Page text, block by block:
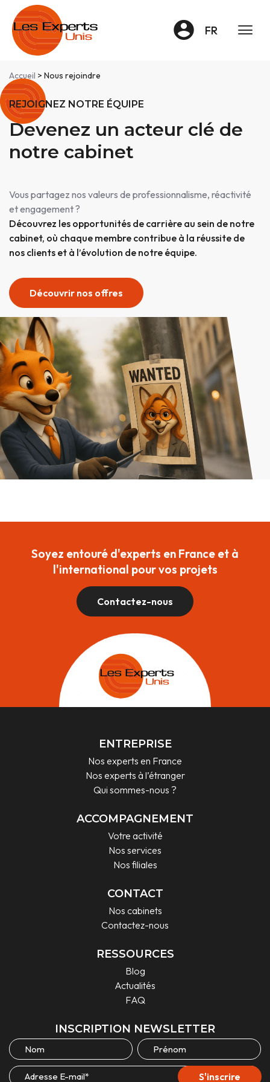
FR
Accueil > Nous rejoindre
REJOIGNEZ NOTRE ÉQUIPE
Devenez un acteur clé de
notre cabinet
Vous partagez nos valeurs de professionnalisme, réactivité
et engagement ?
Découvrez les opportunités de carrière au sein de notre
cabinet, où chaque membre contribue à la réussite de
nos clients et à l’évolution de notre équipe.
Découvrir nos offres
Soyez entouré d'experts en France et à
l'international pour vos projets
Contactez-nous
ENTREPRISE
Nos experts en France
Nos experts à l’étranger
Qui sommes-nous ?
ACCOMPAGNEMENT
Votre activité
Nos services
Nos filiales
CONTACT
Nos cabinets
Contactez-nous
RESSOURCES
Blog
Actualités
FAQ
INSCRIPTION NEWSLETTER
Panneau de gestion des cookies